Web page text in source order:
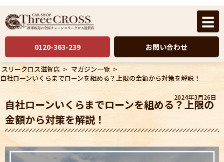
☰
0120-363-239 お問い合わせ
スリークロス滋賀店 > マガジン一覧 >
自社ローンいくらまでローンを組める？上限の金額から対策を解説！
2024年3月26日
自社ローンいくらまでローンを組める？上限の
金額から対策を解説！